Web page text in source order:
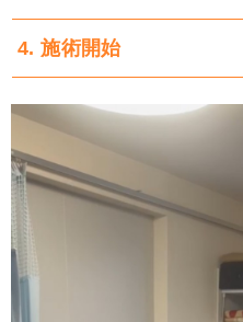
4. 施術開始